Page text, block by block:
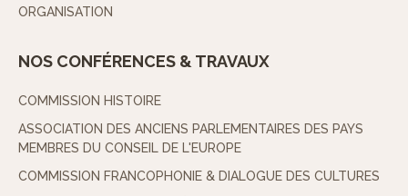
ORGANISATION
NOS CONFÉRENCES & TRAVAUX
COMMISSION HISTOIRE
ASSOCIATION DES ANCIENS PARLEMENTAIRES DES PAYS
MEMBRES DU CONSEIL DE L'EUROPE
COMMISSION FRANCOPHONIE & DIALOGUE DES CULTURES